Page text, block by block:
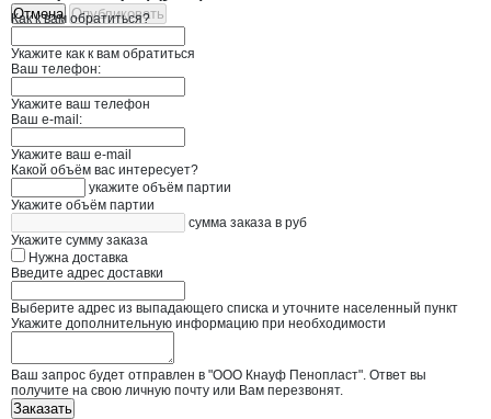
Отмена Опубликовать
Как к вам обратиться?
Укажите как к вам обратиться
Ваш телефон:
Укажите ваш телефон
Ваш e-mail:
Укажите ваш e-mail
Какой объём вас интересует?
укажите объём партии
Укажите объём партии
сумма заказа в руб
Укажите сумму заказа
Нужна доставка
Введите адрес доставки
Выберите адрес из выпадающего списка и уточните населенный пункт
Укажите дополнительную информацию при необходимости
Ваш запрос будет отправлен в "ООО Кнауф Пенопласт". Ответ вы
получите на свою личную почту или Вам перезвонят.
Заказать